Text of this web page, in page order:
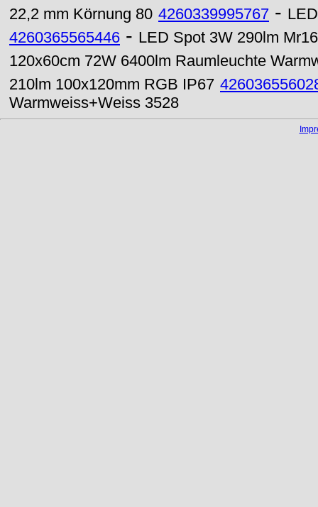
22,2 mm Körnung 80 4260339995767 -
4260365565446 - LED Spot 3W 290lm
120x60cm 72W 6400lm Raumleuchte
210lm 100x120mm RGB IP67
Warmweiss+Weiss 3528